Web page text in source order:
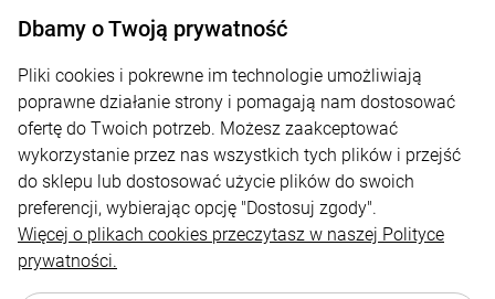
sklep@reklamydrukarnia.pl
Moje konto
Płatności i dostawa
Informacje
Dbamy o Twoją prywatność
Pliki cookies i pokrewne im technologie umożliwiają
poprawne działanie strony i pomagają nam dostosować
ofertę do Twoich potrzeb. Możesz zaakceptować
wykorzystanie przez nas wszystkich tych plików i przejść
do sklepu lub dostosować użycie plików do swoich
preferencji, wybierając opcję "Dostosuj zgody".
Więcej o plikach cookies przeczytasz w naszej Polityce
prywatności.